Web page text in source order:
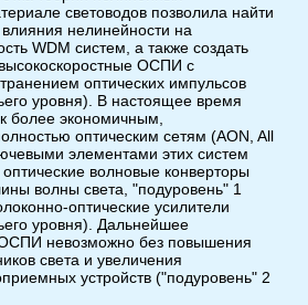
световодов позволила найти
нелинейности на
WDM систем, а также создать
ОСПИ с
оптических импульсов
уровня). В настоящее время
более экономичным,
оптическим сетям (AON, All
элементами этих систем
волновые конверторы
волны света, "подуровень" 1
оптические усилители
уровня). Дальнейшее
невозможно без повышения
света и увеличения
устройств ("подуровень" 2